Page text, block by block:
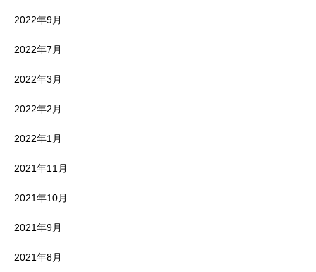
2022年9月
2022年7月
2022年3月
2022年2月
2022年1月
2021年11月
2021年10月
2021年9月
2021年8月